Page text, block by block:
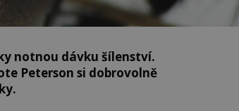
notnou dávku šílenství.
Peterson si dobrovolně